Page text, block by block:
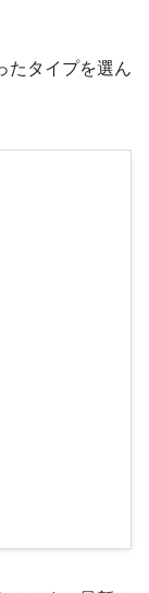
たタイプを選ん